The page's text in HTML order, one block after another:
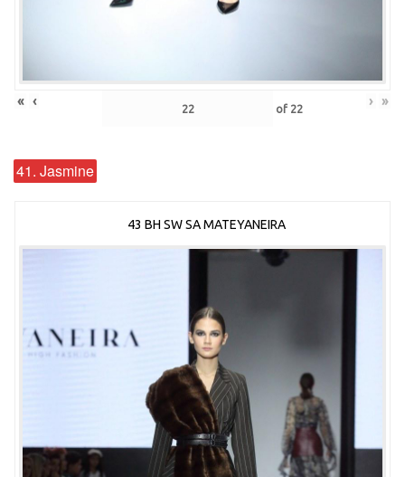
« ‹ of 22 › »
41. Jasmine
43 BH SW SA MATEYANEIRA